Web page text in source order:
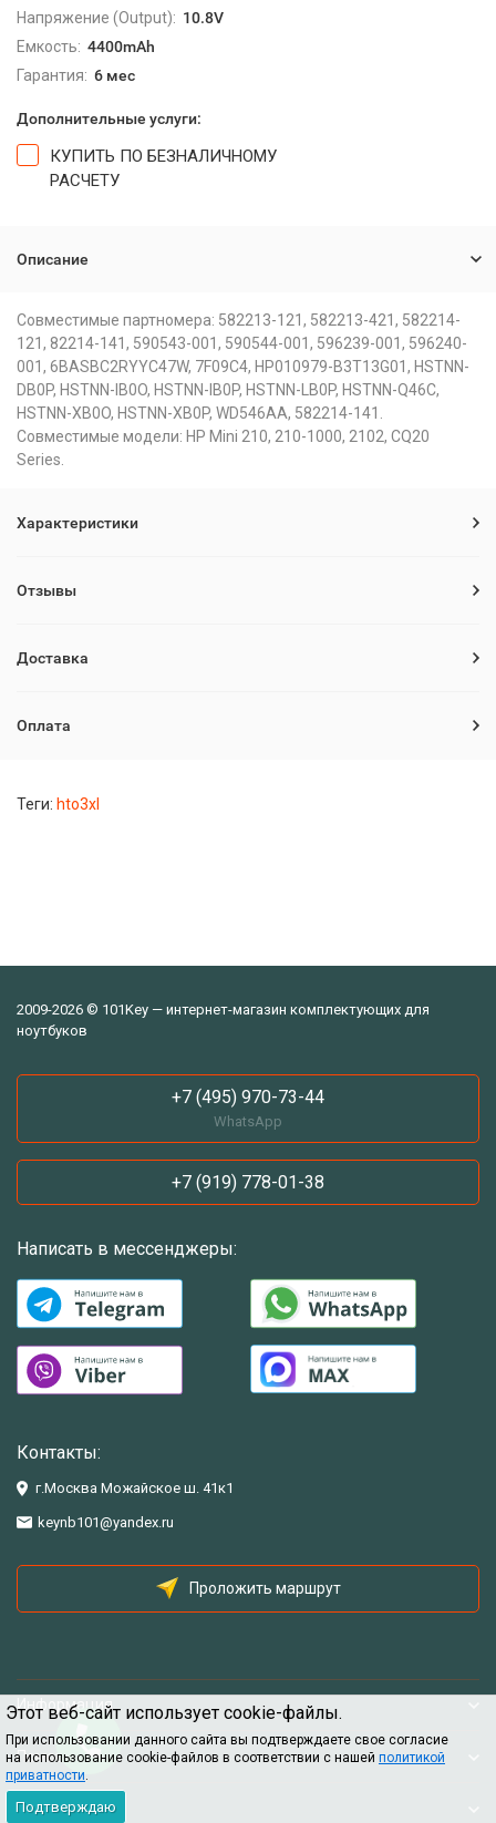
Этот веб-сайт использует cookie-файлы.
При использовании данного сайта вы подтверждаете свое согласие
на использование cookie-файлов в соответствии с нашей политикой
приватности.
Подтверждаю
Напряжение (Output): 10.8V
Емкость: 4400mAh
Гарантия: 6 мес
Дополнительные услуги:
КУПИТЬ ПО БЕЗНАЛИЧНОМУ
РАСЧЕТУ
Описание
Совместимые партномера: 582213-121, 582213-421, 582214-
121, 82214-141, 590543-001, 590544-001, 596239-001, 596240-
001, 6BASBC2RYYC47W, 7F09C4, HP010979-B3T13G01, HSTNN-
DB0P, HSTNN-IB0O, HSTNN-IB0P, HSTNN-LB0P, HSTNN-Q46C,
HSTNN-XB0O, HSTNN-XB0P, WD546AA, 582214-141.
Совместимые модели: HP Mini 210, 210-1000, 2102, CQ20
Series.
Характеристики
Отзывы
Доставка
Оплата
Теги: hto3xl
2009-2026 © 101Key — интернет-магазин комплектующих для
ноутбуков
+7 (495) 970-73-44
WhatsApp
+7 (919) 778-01-38
Написать в мессенджеры:
Контакты:
г.Москва Можайское ш. 41к1
keynb101@yandex.ru
Проложить маршрут
Информация
Помощь
Информация